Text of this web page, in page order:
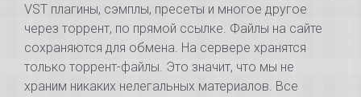
VST плагины, сэмплы, пресеты и многое другое
через торрент, по прямой ссылке. Файлы на сайте
сохраняются для обмена. На сервере хранятся
только торрент-файлы. Это значит, что мы не
храним никаких нелегальных материалов. Все